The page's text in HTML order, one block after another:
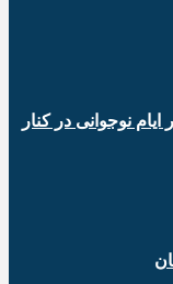
نوجوانی در کنار